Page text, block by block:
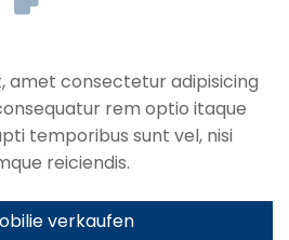
amet consectetur adipisicing
rem optio itaque
temporibus sunt vel, nisi
reiciendis.
verkaufen